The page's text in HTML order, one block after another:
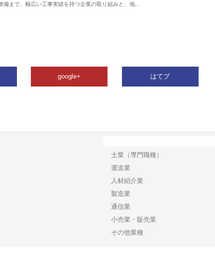
備まで、幅広い工事実績を持つ企業の取り組みと、地…
google+ はてブ
士業（専門職種）
運送業
人材紹介業
製造業
通信業
小売業・販売業
その他業種